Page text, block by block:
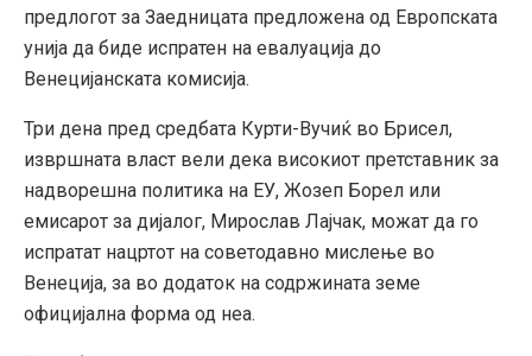
предлогот за Заедницата предложена од Европската
унија да биде испратен на евалуација до
Венецијанската комисија.
Три дена пред средбата Курти-Вучиќ во Брисел,
извршната власт вели дека високиот претставник за
надворешна политика на ЕУ, Жозеп Борел или
емисарот за дијалог, Мирослав Лајчак, можат да го
испратат нацртот на советодавно мислење во
Венеција, за во додаток на содржината земе
официјална форма од неа.